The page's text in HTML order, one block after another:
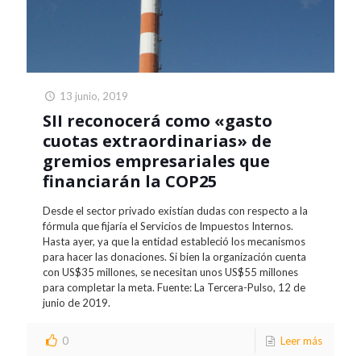
13 junio, 2019
SII reconocerá como «gasto
cuotas extraordinarias» de
gremios empresariales que
financiarán la COP25
Desde el sector privado existían dudas con respecto a la
fórmula que fijaría el Servicios de Impuestos Internos.
Hasta ayer, ya que la entidad estableció los mecanismos
para hacer las donaciones. Si bien la organización cuenta
con US$35 millones, se necesitan unos US$55 millones
para completar la meta. Fuente: La Tercera-Pulso, 12 de
junio de 2019.
0 Leer más